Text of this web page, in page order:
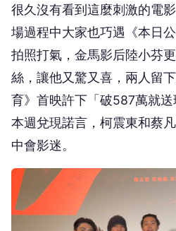
很久沒有看到這麼刺激的電
場過程中大家也巧遇《本日
拍照打氣，金馬影后陸小芬
絲，讓他又驚又喜，兩人留
育》首映許下「破587萬就
本週兌現諾言，柯震東和蔡
中會影迷。